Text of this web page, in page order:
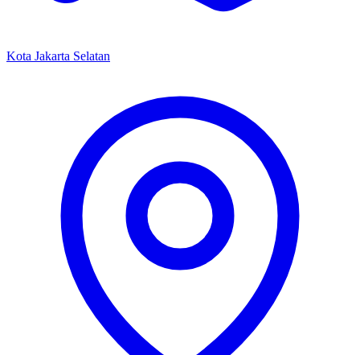
Kota Jakarta Selatan